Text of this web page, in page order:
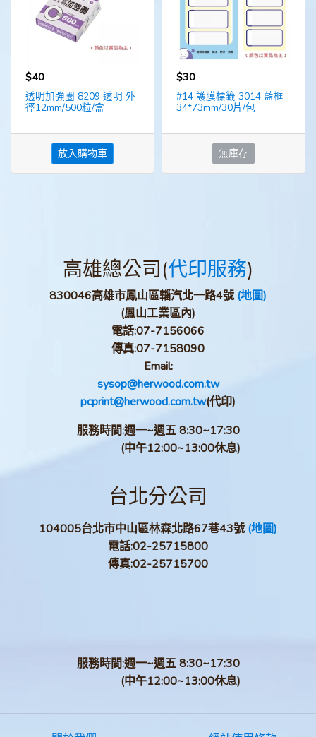
$40
透明加強圈 8209 透明 外
徑12mm/500粒/盒
放入購物車
$30
#14 護膜標籤 3014 藍框
34*73mm/30片/包
無庫存
高雄總公司(代印服務)
830046高雄市鳳山區輜汽北一路4號(地圖)
(鳳山工業區內)
電話:07-7156066
傳真:07-7158090
Email:
sysop@herwood.com.tw
pcprint@herwood.com.tw(代印)
服務時間:週一~週五 8:30~17:30
(中午12:00~13:00休息)
台北分公司
104005台北市中山區林森北路67巷43號(地圖)
電話:02-25715800
傳真:02-25715700
服務時間:週一~週五 8:30~17:30
(中午12:00~13:00休息)